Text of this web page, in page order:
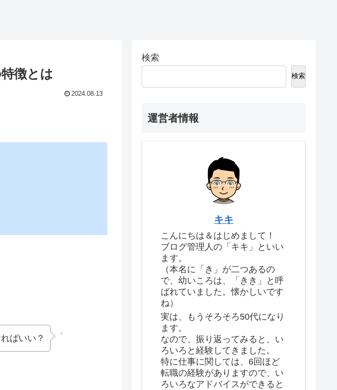
徴とは
2024.08.13
ばいい？
検索
検索
運営者情報
キキ
こんにちは＆はじめまして！
ブログ管理人の「キキ」といい
ます。
（本名に「き」が二つあるの
で、幼いころは、「きき」と呼
ばれていました。懐かしいです
ね）
実は、もうそろそろ50代になり
ます。
なので、振り返ってみると、い
ろいろと経験してきました。
特に仕事に関しては、6回ほど
転職の経験がありますので、い
ろいろなアドバイスができると